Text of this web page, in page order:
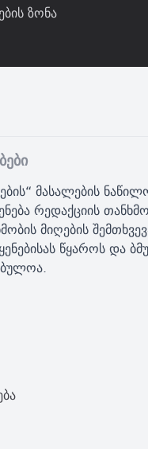
ზონა
მასალების
რედაქციის
მიღების
წყაროს და